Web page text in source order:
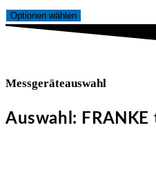
Optionen wählen
Messgeräteauswahl
Auswahl: